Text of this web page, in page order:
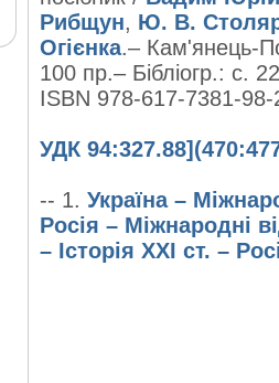
Рибщун, Ю. В.
Огієнка.– Кам'янець-
100 пр.– Бібліогр.: с.
ISBN 978-617-7381-98-
УДК
-- 1. Україна –
Росія – Міжнародні
– Історія XXI ст. –